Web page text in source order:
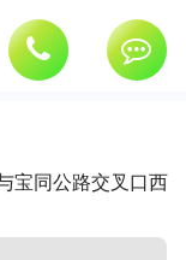
宝同公路交叉口西